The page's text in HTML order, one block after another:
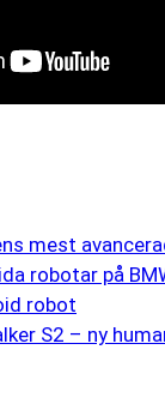
mest
robotar på
robot
S2 – ny